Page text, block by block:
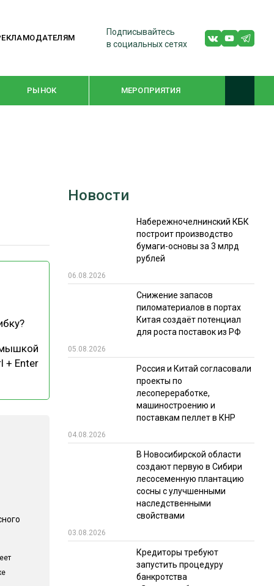
Подписывайтесь
в социальных сетях
РЫНОК МЕРОПРИЯТИЯ
WOODEX-2021
СУШКА ДРЕВЕСИНЫ
ИТОГИ МЕРОПРИЯТИЙ
+ Enter
Новости
Набережночелнинский КБК
построит производство
бумаги-основы за 3 млрд
рублей
06.08.2026
Снижение запасов
пиломатериалов в портах
Китая создаёт потенциал
для роста поставок из РФ
05.08.2026
Россия и Китай согласовали
проекты по
лесопереработке,
машиностроению и
поставкам пеллет в КНР
04.08.2026
В Новосибирской области
создают первую в Сибири
лесосеменную плантацию
сосны с улучшенными
наследственными
свойствами
03.08.2026
Кредиторы требуют
запустить процедуру
банкротства